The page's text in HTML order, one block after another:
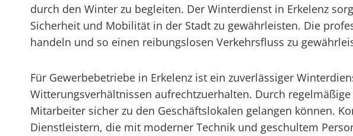
durch den Winter zu begleiten. Der Winterdienst in Erkelenz
Sicherheit und Mobilität in der Stadt zu gewährleisten. Die
handeln und so einen reibungslosen Verkehrsfluss zu
Für Gewerbebetriebe in Erkelenz ist ein zuverlässiger
Witterungsverhältnissen aufrechtzuerhalten. Durch
Mitarbeiter sicher zu den Geschäftslokalen gelangen können.
Dienstleistern, die mit moderner Technik und geschultem